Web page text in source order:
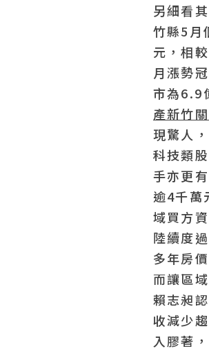
另細看
竹縣5月
元，相
月漲勢
市為6.9
產新竹
現驚人
科技類
手亦更
逾4千萬
域買方
陸續度
多年房
而讓區
賴志昶
收減少
入膠著